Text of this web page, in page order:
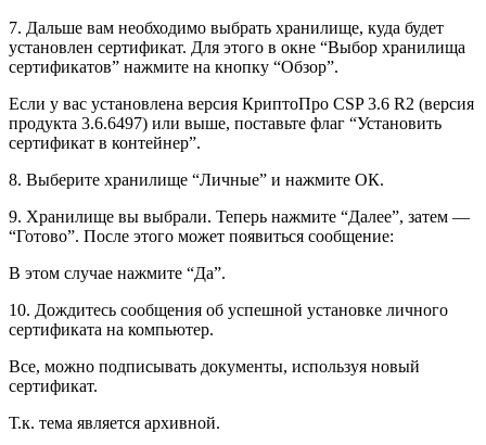
7. Дальше вам необходимо выбрать хранилище, куда будет
установлен сертификат. Для этого в окне “Выбор хранилища
сертификатов” нажмите на кнопку “Обзор”.
Если у вас установлена версия КриптоПро CSP 3.6 R2 (версия
продукта 3.6.6497) или выше, поставьте флаг “Установить
сертификат в контейнер”.
8. Выберите хранилище “Личные” и нажмите ОК.
9. Хранилище вы выбрали. Теперь нажмите “Далее”, затем —
“Готово”. После этого может появиться сообщение:
В этом случае нажмите “Да”.
10. Дождитесь сообщения об успешной установке личного
сертификата на компьютер.
Все, можно подписывать документы, используя новый
сертификат.
Т.к. тема является архивной.